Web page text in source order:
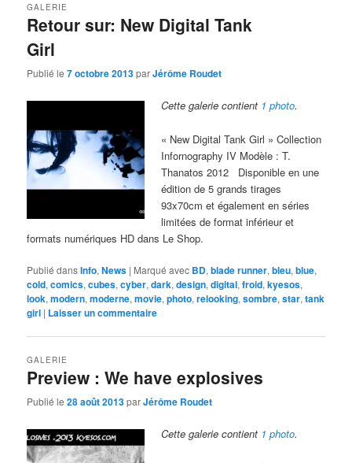
Retour sur: New Digital Tank
Girl
GALERIE
Publié le7 octobre 2013parJérôme Roudet
Cette galerie contient 1 photo.
« New Digital Tank Girl » Collection
Infornography IV Modèle : T.
Thanatos 2012 Disponible en une
édition de 5 grands tirages
93x70cm et également en séries
limitées de format inférieur et
formats numériques HD dans Le Shop.
Publié dansInfo,News | Marqué avec BD,blade runner,bleu,blue,
cold,comics,cubes,cyber,dark,design,digital,froid,kyesos,
look,modern,moderne,movie,photo,relooking,sombre,star,tank
girl | Laisser un commentaire
Preview : We have explosives
GALERIE
Publié le28 août 2013parJérôme Roudet
Cette galerie contient 1 photo.